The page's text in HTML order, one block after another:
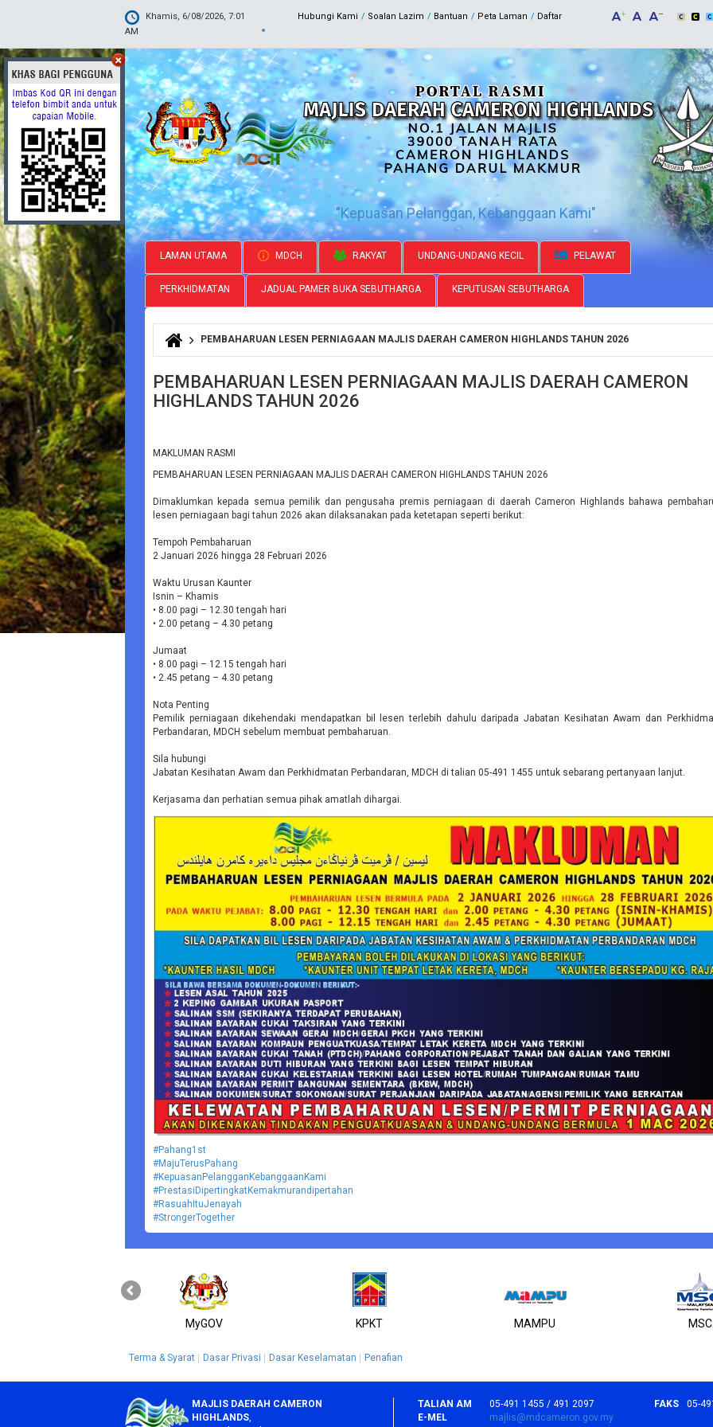
Khamis, 6/08/2026, 7:01
AM
Hubungi Kami Soalan Lazim Bantuan Peta Laman Daftar
"Kepuasan Pelanggan, Kebanggaan Kami"
LAMAN UTAMA MDCH RAKYAT UNDANG-UNDANG KECIL PELAWAT
PERKHIDMATAN JADUAL PAMER BUKA SEBUTHARGA KEPUTUSAN SEBUTHARGA
Anda di siniPEMBAHARUAN LESEN PERNIAGAAN MAJLIS DAERAH CAMERON HIGHLANDS TAHUN 2026
PEMBAHARUAN LESEN PERNIAGAAN MAJLIS DAERAH CAMERON
HIGHLANDS TAHUN 2026
MAKLUMAN RASMI
PEMBAHARUAN LESEN PERNIAGAAN MAJLIS DAERAH CAMERON HIGHLANDS TAHUN 2026
Dimaklumkan kepada semua pemilik dan pengusaha premis perniagaan di daerah Cameron Highlands bahawa
lesen perniagaan bagi tahun 2026 akan dilaksanakan pada ketetapan seperti berikut:
Tempoh Pembaharuan
2 Januari 2026 hingga 28 Februari 2026
Waktu Urusan Kaunter
Isnin – Khamis
• 8.00 pagi – 12.30 tengah hari
• 2.00 petang – 4.30 petang
Jumaat
• 8.00 pagi – 12.15 tengah hari
• 2.45 petang – 4.30 petang
Nota Penting
Pemilik perniagaan dikehendaki mendapatkan bil lesen terlebih dahulu daripada Jabatan Kesihatan Awam dan
Perbandaran, MDCH sebelum membuat pembaharuan.
Sila hubungi
Jabatan Kesihatan Awam dan Perkhidmatan Perbandaran, MDCH di talian 05-491 1455 untuk sebarang pertanyaan lanjut.
Kerjasama dan perhatian semua pihak amatlah dihargai.
#Pahang1st
#MajuTerusPahang
#KepuasanPelangganKebanggaanKami
#PrestasiDipertingkatKemakmurandipertahan
#RasuahItuJenayah
#StrongerTogether
MyGOV KPKT MAMPU MSC
Terma & Syarat Dasar Privasi Dasar Keselamatan Penafian
MAJLIS DAERAH CAMERON
HIGHLANDS,
TALIAN AM 05-491 1455 / 491 2097 FAKS
05-
E-MEL
majlis@mdcameron.gov.my